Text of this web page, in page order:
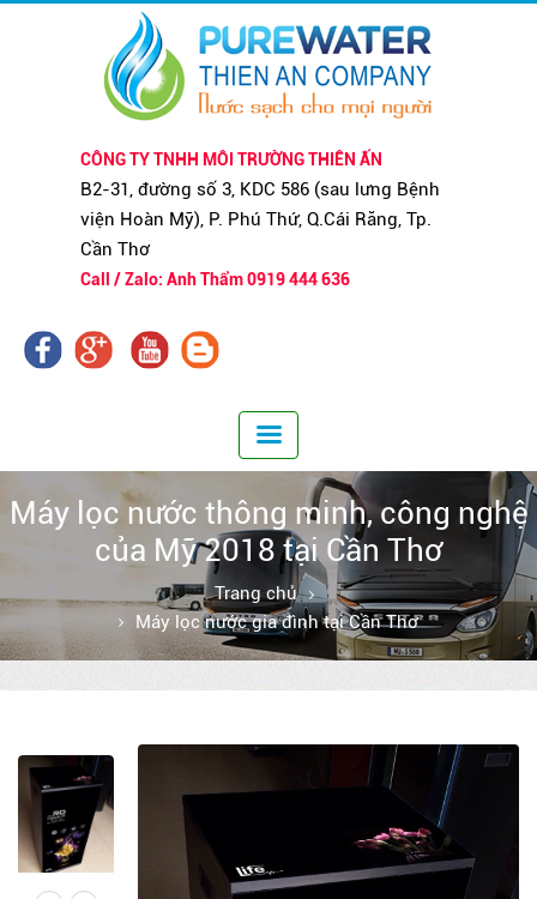
CÔNG TY TNHH MÔI TRƯỜNG THIÊN ẤN
B2-31, đường số 3, KDC 586 (sau lưng Bệnh
viện Hoàn Mỹ), P. Phú Thứ, Q.Cái Răng, Tp.
Cần Thơ
Call / Zalo: Anh Thẩm 0919 444 636
Máy lọc nước thông minh, công nghệ
của Mỹ 2018 tại Cần Thơ
Trang chủ
Máy lọc nước gia đình tại Cần Thơ